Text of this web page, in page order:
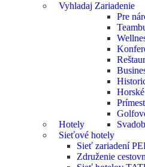
Vyhladaj Zariadenie
Hotely
Pre
Sieťové hotely
Sieť zariadení
Združenie